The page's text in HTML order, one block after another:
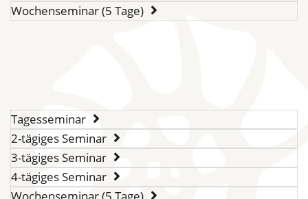
Wochenseminar (5 Tage)
Tagesseminar
2-tägiges Seminar
3-tägiges Seminar
4-tägiges Seminar